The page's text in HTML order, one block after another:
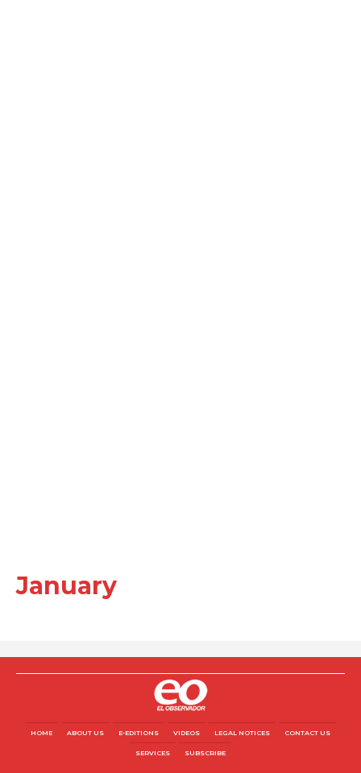
January
HOME ABOUT US E-EDITIONS VIDEOS LEGAL NOTICES CONTACT US
SERVICES SUBSCRIBE